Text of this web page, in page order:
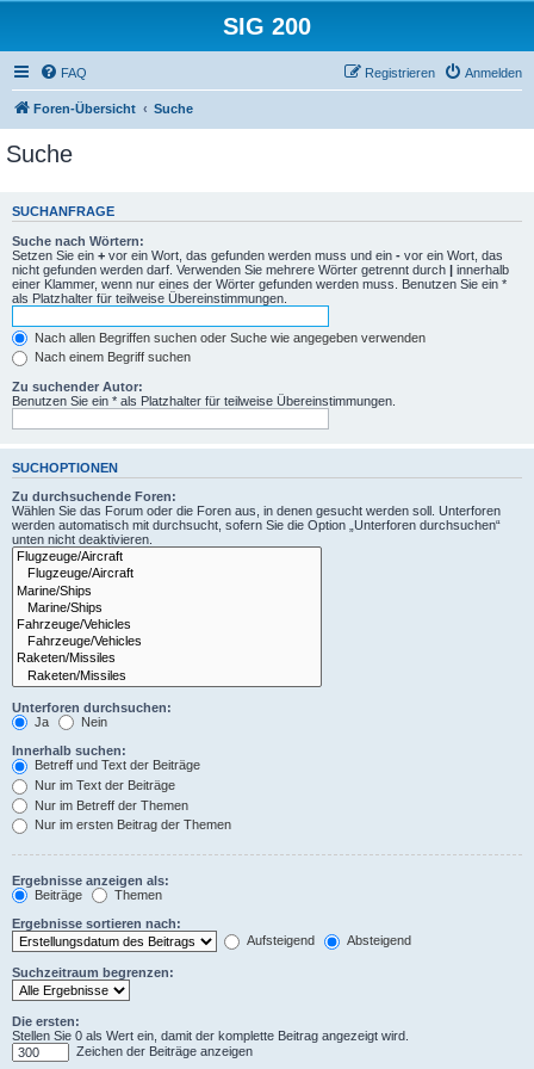
SIG 200
FAQ Anmelden
Registrieren
Foren-Übersicht Suche
Suche
SUCHANFRAGE
Suche nach Wörtern:
Setzen Sie ein + vor ein Wort, das gefunden werden muss und ein - vor ein Wort, das
nicht gefunden werden darf. Verwenden Sie mehrere Wörter getrennt durch | innerhalb
einer Klammer, wenn nur eines der Wörter gefunden werden muss. Benutzen Sie ein *
als Platzhalter für teilweise Übereinstimmungen.
Nach allen Begriffen suchen oder Suche wie angegeben verwenden
Nach einem Begriff suchen
Zu suchender Autor:
Benutzen Sie ein * als Platzhalter für teilweise Übereinstimmungen.
SUCHOPTIONEN
Zu durchsuchende Foren:
Wählen Sie das Forum oder die Foren aus, in denen gesucht werden soll. Unterforen
werden automatisch mit durchsucht, sofern Sie die Option „Unterforen durchsuchen“
unten nicht deaktivieren.
Unterforen durchsuchen:
Ja
Nein
Innerhalb suchen:
Betreff und Text der Beiträge
Nur im Text der Beiträge
Nur im Betreff der Themen
Nur im ersten Beitrag der Themen
Ergebnisse anzeigen als:
Beiträge
Themen
Ergebnisse sortieren nach:
Aufsteigend
Absteigend
Suchzeitraum begrenzen:
Die ersten:
Stellen Sie 0 als Wert ein, damit der komplette Beitrag angezeigt wird.
Zeichen der Beiträge anzeigen